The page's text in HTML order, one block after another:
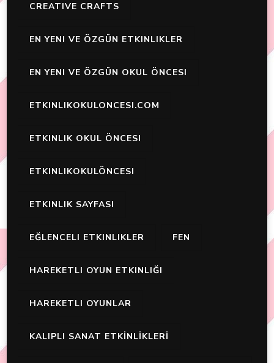
CREATIVE CRAFTS
EN YENI VE ÖZGÜN ETKINLIKLER
EN YENI VE ÖZGÜN OKUL ÖNCESI
ETKINLIKOKULONCESI.COM
ETKINLIK OKUL ÖNCESI
ETKINLIKOKULÖNCESI
ETKINLIK SAYFASI
EĞLENCELI ETKINLIKLER FEN
HAREKETLI OYUN ETKINLIĞI
HAREKETLI OYUNLAR
KALIPLI SANAT ETKİNLİKLERİ